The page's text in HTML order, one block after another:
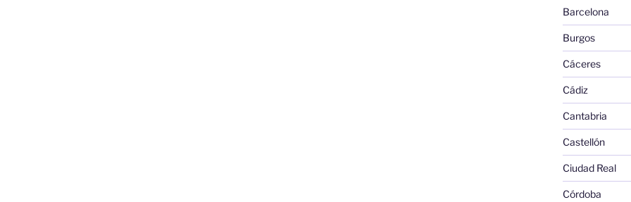
Barcelona
Burgos
Cáceres
Cádiz
Cantabria
Castellón
Ciudad Real
Córdoba